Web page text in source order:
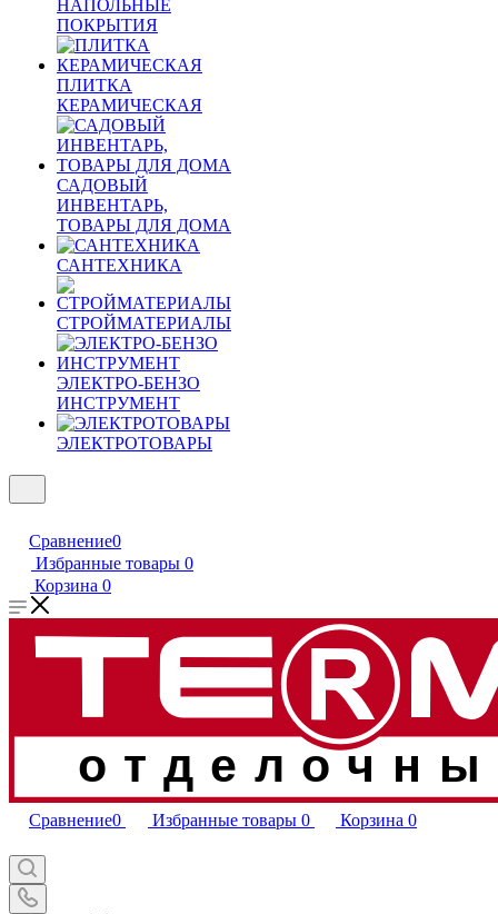
НАПОЛЬНЫЕ
ПОКРЫТИЯ
ПЛИТКА
КЕРАМИЧЕСКАЯ
САДОВЫЙ
ИНВЕНТАРЬ,
ТОВАРЫ ДЛЯ ДОМА
САНТЕХНИКА
СТРОЙМАТЕРИАЛЫ
ЭЛЕКТРО-БЕНЗО
ИНСТРУМЕНТ
ЭЛЕКТРОТОВАРЫ
Сравнение0
Избранные товары 0
Корзина 0
Сравнение0 Избранные товары 0 Корзина 0